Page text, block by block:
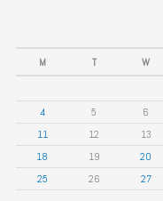
M T W
4
5 6
11
12 13
18
19 20
25
26 27